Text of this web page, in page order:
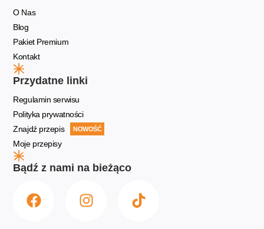
O Nas
Blog
Pakiet Premium
Kontakt
Przydatne linki
Regulamin serwisu
Polityka prywatności
Znajdź przepis
NOWOŚĆ
Moje przepisy
Bądź z nami na bieżąco